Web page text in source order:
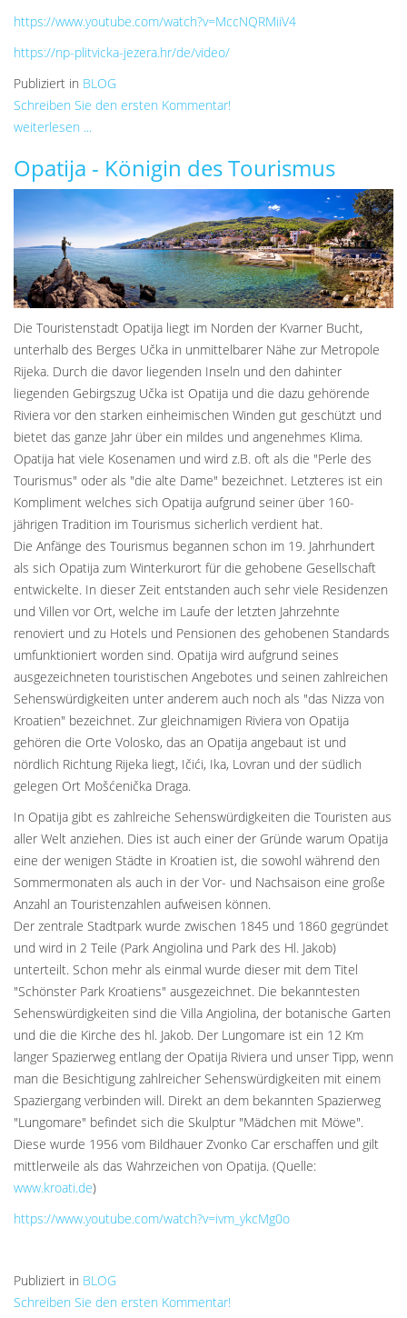
https://www.youtube.com/watch?v=MccNQRMiiV4
https://np-plitvicka-jezera.hr/de/video/
Publiziert in BLOG
Schreiben Sie den ersten Kommentar!
weiterlesen ...
Opatija - Königin des Tourismus
Die Touristenstadt Opatija liegt im Norden der Kvarner Bucht,
unterhalb des Berges Učka in unmittelbarer Nähe zur Metropole
Rijeka. Durch die davor liegenden Inseln und den dahinter
liegenden Gebirgszug Učka ist Opatija und die dazu gehörende
Riviera vor den starken einheimischen Winden gut geschützt und
bietet das ganze Jahr über ein mildes und angenehmes Klima.
Opatija hat viele Kosenamen und wird z.B. oft als die "Perle des
Tourismus" oder als "die alte Dame" bezeichnet. Letzteres ist ein
Kompliment welches sich Opatija aufgrund seiner über 160-
jährigen Tradition im Tourismus sicherlich verdient hat.
Die Anfänge des Tourismus begannen schon im 19. Jahrhundert
als sich Opatija zum Winterkurort für die gehobene Gesellschaft
entwickelte. In dieser Zeit entstanden auch sehr viele Residenzen
und Villen vor Ort, welche im Laufe der letzten Jahrzehnte
renoviert und zu Hotels und Pensionen des gehobenen Standards
umfunktioniert worden sind. Opatija wird aufgrund seines
ausgezeichneten touristischen Angebotes und seinen zahlreichen
Sehenswürdigkeiten unter anderem auch noch als "das Nizza von
Kroatien" bezeichnet. Zur gleichnamigen Riviera von Opatija
gehören die Orte Volosko, das an Opatija angebaut ist und
nördlich Richtung Rijeka liegt, Ičići, Ika, Lovran und der südlich
gelegen Ort Mošćenička Draga.
In Opatija gibt es zahlreiche Sehenswürdigkeiten die Touristen aus
aller Welt anziehen. Dies ist auch einer der Gründe warum Opatija
eine der wenigen Städte in Kroatien ist, die sowohl während den
Sommermonaten als auch in der Vor- und Nachsaison eine große
Anzahl an Touristenzahlen aufweisen können.
Der zentrale Stadtpark wurde zwischen 1845 und 1860 gegründet
und wird in 2 Teile (Park Angiolina und Park des Hl. Jakob)
unterteilt. Schon mehr als einmal wurde dieser mit dem Titel
"Schönster Park Kroatiens" ausgezeichnet. Die bekanntesten
Sehenswürdigkeiten sind die Villa Angiolina, der botanische Garten
und die die Kirche des hl. Jakob. Der Lungomare ist ein 12 Km
langer Spazierweg entlang der Opatija Riviera und unser Tipp, wenn
man die Besichtigung zahlreicher Sehenswürdigkeiten mit einem
Spaziergang verbinden will. Direkt an dem bekannten Spazierweg
"Lungomare" befindet sich die Skulptur "Mädchen mit Möwe".
Diese wurde 1956 vom Bildhauer Zvonko Car erschaffen und gilt
mittlerweile als das Wahrzeichen von Opatija. (Quelle:
www.kroati.de)
https://www.youtube.com/watch?v=ivm_ykcMg0o
Publiziert in BLOG
Schreiben Sie den ersten Kommentar!